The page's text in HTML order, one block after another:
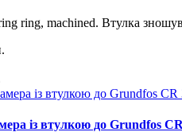
ring, machined. Втулка
із втулкою до Grundfos